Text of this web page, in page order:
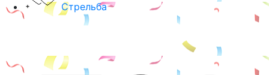
Стрельба